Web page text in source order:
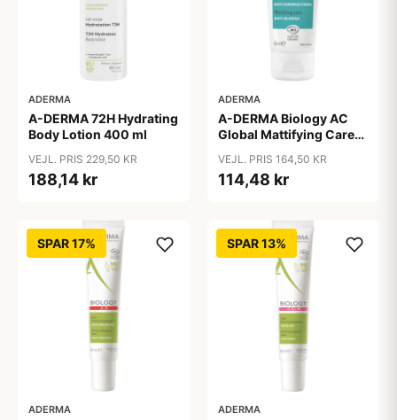
ADERMA
A-DERMA 72H Hydrating
Body Lotion 400 ml
VEJL. PRIS 229,50 KR
188,14 kr
ADERMA
A-DERMA Biology AC
Global Mattifying Care
VEJL. PRIS 164,50 KR
114,48 kr
SPAR 17%
ADERMA
SPAR 13%
ADERMA